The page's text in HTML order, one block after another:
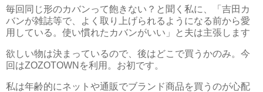
毎回同じ形のカバンって飽きない？と聞く私に、「吉田カ
バンが雑誌等で、よく取り上げられるようになる前から愛
用している。使い慣れたカバンがいい」と夫は主張します
欲しい物は決まっているので、後はどこで買うかのみ。今
回はZOZOTOWNを利用。お初です。
私は年齢的にネットや通販でブランド商品を買うのが心配